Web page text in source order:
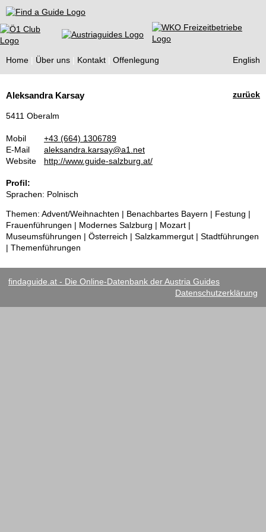
Find a Guide
Home Über uns Kontakt Offenlegung English
Guides
zurück
Aleksandra Karsay
5411 Oberalm
Mobil
+43 (664) 1306789
E-Mail
aleksandra.karsay@a1.net
Website
http://www.guide-salzburg.at/
Profil:
Sprachen: Polnisch
Themen: Advent/Weihnachten | Benachbartes Bayern | Festung |
Frauenführungen | Modernes Salzburg | Mozart |
Museumsführungen | Österreich | Salzkammergut | Stadtführungen
| Themenführungen
findaguide.at - Die Online-Datenbank der Austria Guides
Datenschutzerklärung